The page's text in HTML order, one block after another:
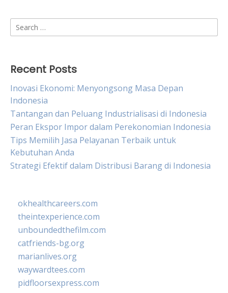
Search
for:
Recent Posts
Inovasi Ekonomi: Menyongsong Masa Depan
Indonesia
Tantangan dan Peluang Industrialisasi di Indonesia
Peran Ekspor Impor dalam Perekonomian Indonesia
Tips Memilih Jasa Pelayanan Terbaik untuk
Kebutuhan Anda
Strategi Efektif dalam Distribusi Barang di Indonesia
okhealthcareers.com
theintexperience.com
unboundedthefilm.com
catfriends-bg.org
marianlives.org
waywardtees.com
pidfloorsexpress.com